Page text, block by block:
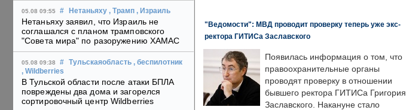
05.08 09:55 # Нетаньяху , Трамп , Израиль
Нетаньяху заявил, что Израиль не
соглашался с планом трамповского
"Совета мира" по разоружению ХАМАС
05.08 09:38 # Тульскаяобласть , беспилотник
, Wildberries
В Тульской области после атаки БПЛА
повреждены два дома и загорелся
сортировочный центр Wildberries
"Ведомости": МВД проводит проверку теперь уже экс-
ректора ГИТИСа Заславского
Появилась информация о том, что
правоохранительные органы
проводят проверку в отношении
бывшего ректора ГИТИСа Григория
Заславского. Накануне стало